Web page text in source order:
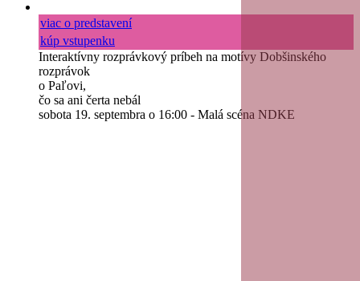
viac o predstavení
kúp vstupenku
Interaktívny rozprávkový príbeh na motívy Dobšinského
rozprávok
o Paľovi,
čo sa ani čerta nebál
sobota 19. septembra o 16:00 - Malá scéna NDKE